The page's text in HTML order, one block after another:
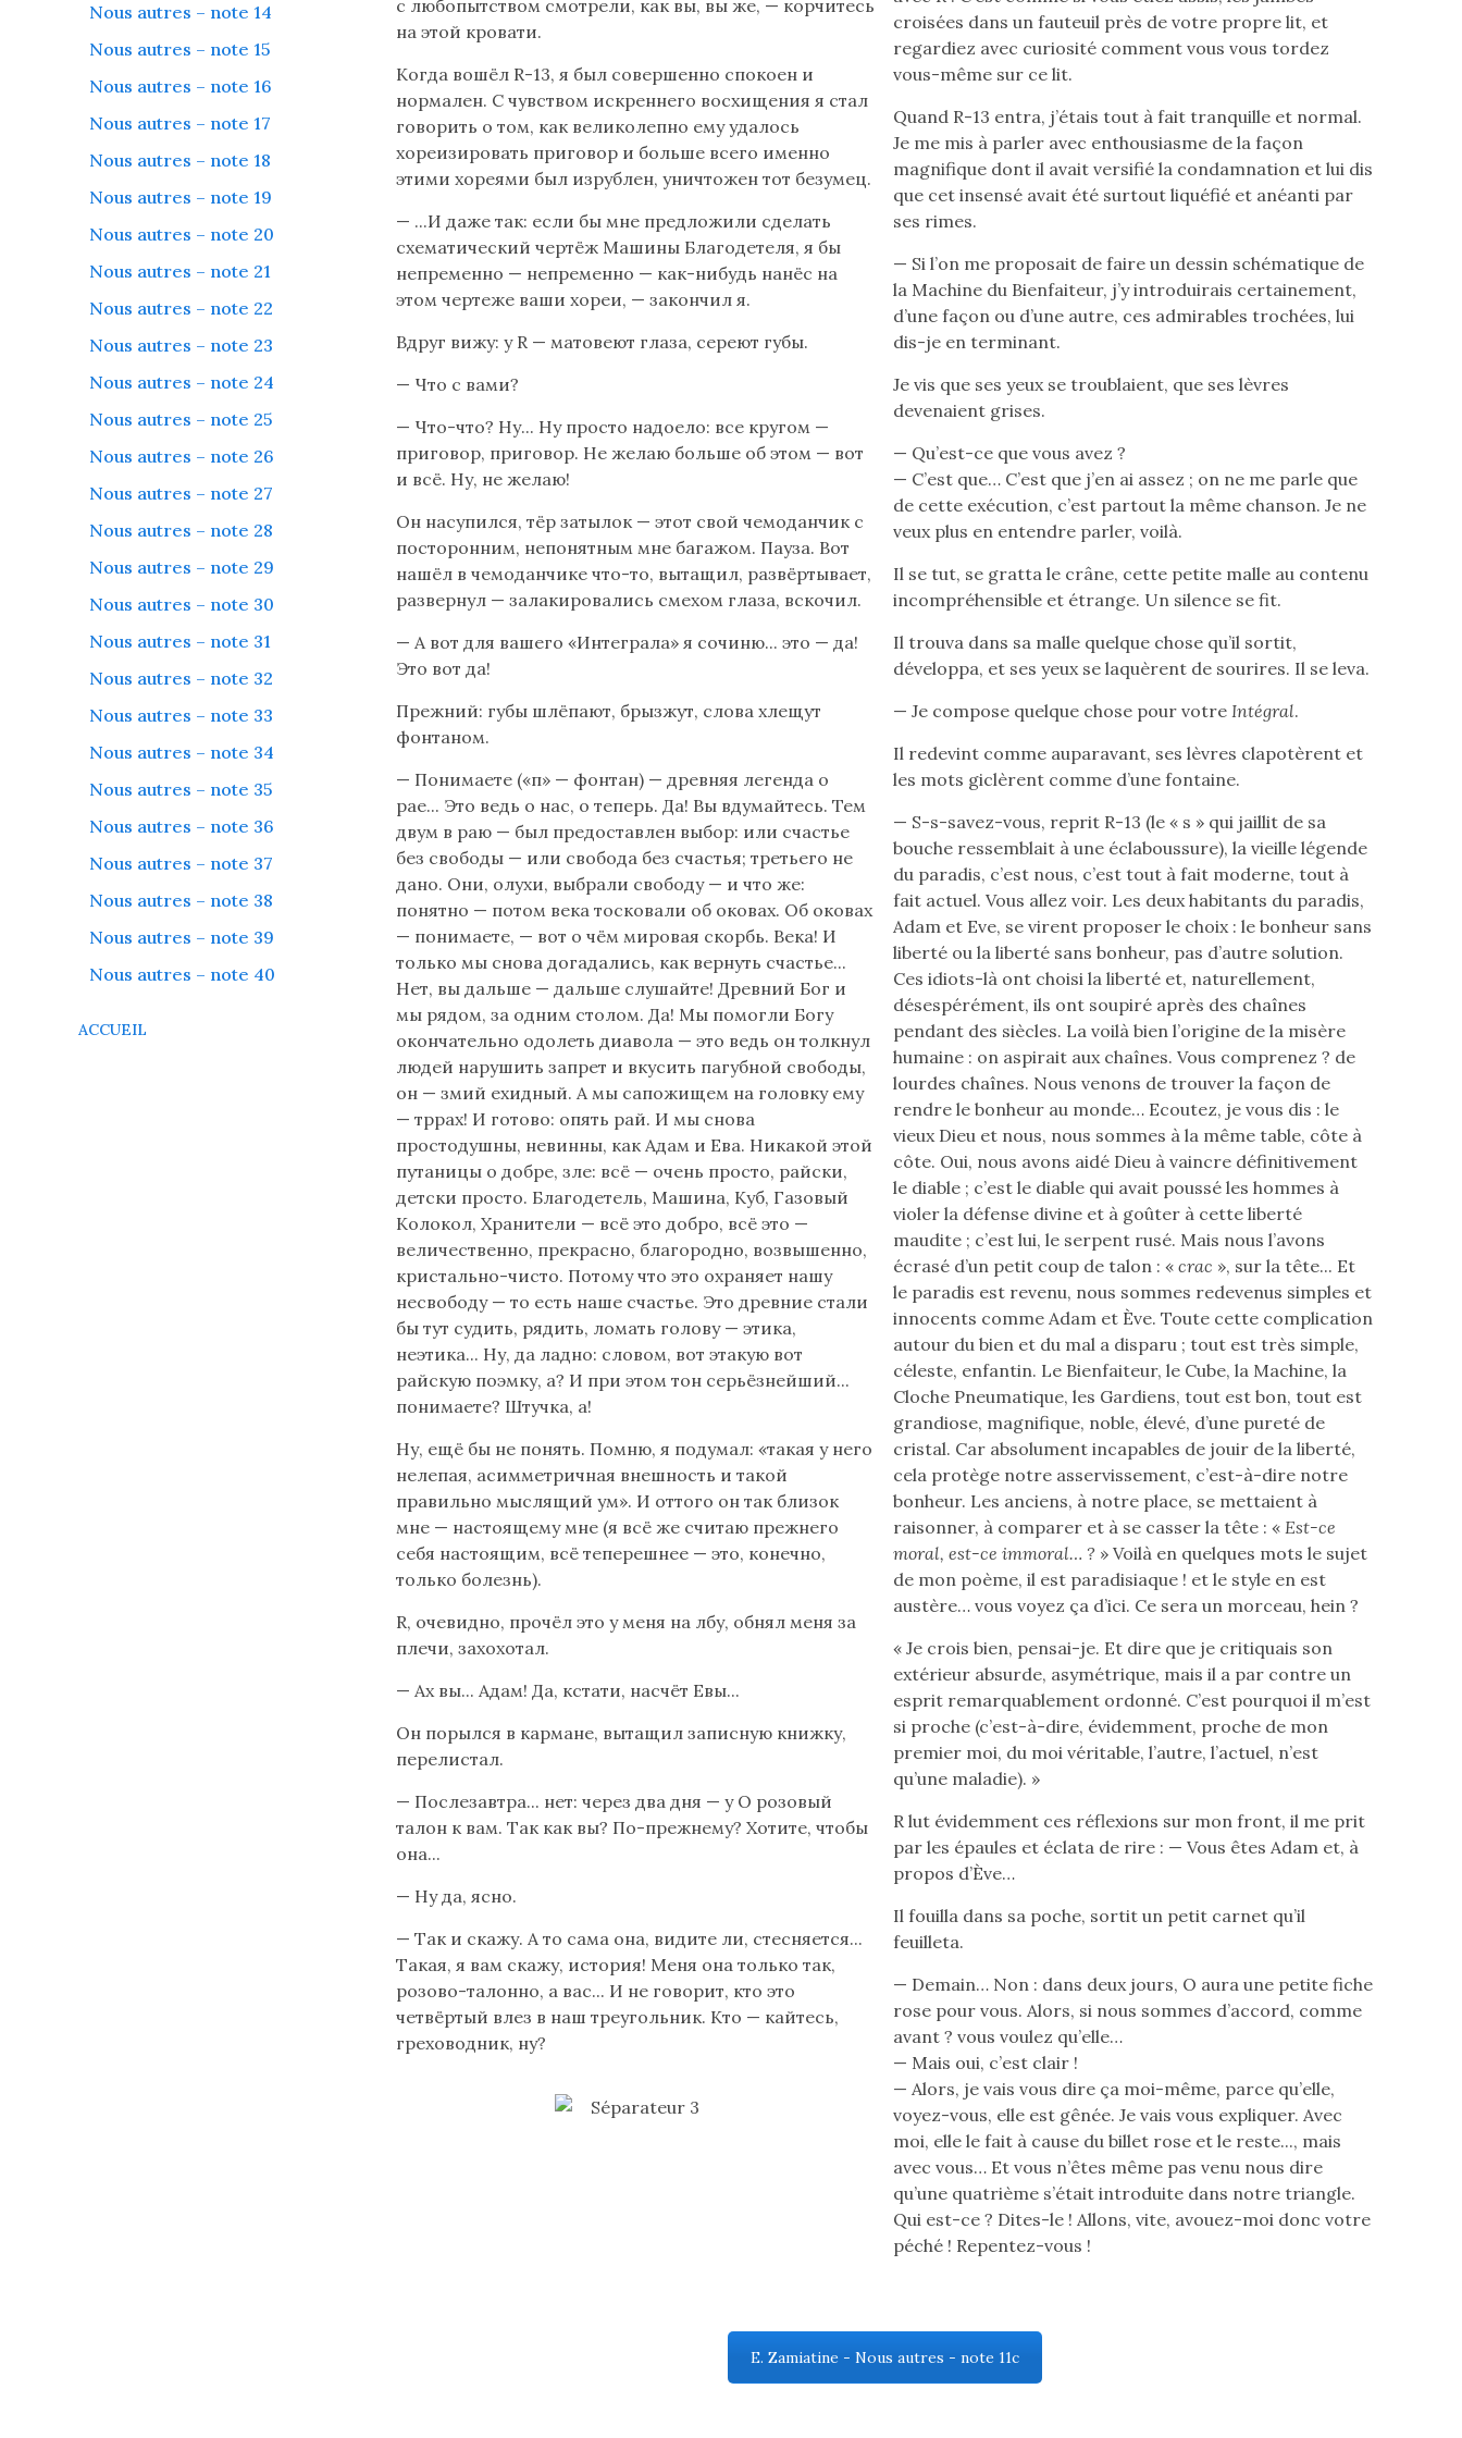
Nous autres – note 14
Nous autres – note 15
Nous autres – note 16
Nous autres – note 17
Nous autres – note 18
Nous autres – note 19
Nous autres – note 20
Nous autres – note 21
Nous autres – note 22
Nous autres – note 23
Nous autres – note 24
Nous autres – note 25
Nous autres – note 26
Nous autres – note 27
Nous autres – note 28
Nous autres – note 29
Nous autres – note 30
Nous autres – note 31
Nous autres – note 32
Nous autres – note 33
Nous autres – note 34
Nous autres – note 35
Nous autres – note 36
Nous autres – note 37
Nous autres – note 38
Nous autres – note 39
Nous autres – note 40
ACCUEIL
seulement
si
votre
ordinateur
reconnaît
les
caractères
Читайте
с любопытством смотрели, как вы, вы же, — корчитесь
на этой кровати.
Когда вошёл R-13, я был совершенно спокоен и
нормален. С чувством искреннего восхищения я стал
говорить о том, как великолепно ему удалось
хореизировать приговор и больше всего именно
этими хореями был изрублен, уничтожен тот безумец.
— ...И даже так: если бы мне предложили сделать
схематический чертёж Машины Благодетеля, я бы
непременно — непременно — как-нибудь нанёс на
этом чертеже ваши хореи, — закончил я.
Вдруг вижу: у R — матовеют глаза, сереют губы.
— Что с вами?
— Что-что? Ну... Ну просто надоело: все кругом —
приговор, приговор. Не желаю больше об этом — вот
и всё. Ну, не желаю!
Он насупился, тёр затылок — этот свой чемоданчик с
посторонним, непонятным мне багажом. Пауза. Вот
нашёл в чемоданчике что-то, вытащил, развёртывает,
развернул — залакировались смехом глаза, вскочил.
— А вот для вашего «Интеграла» я сочиню... это — да!
Это вот да!
Прежний: губы шлёпают, брызжут, слова хлещут
фонтаном.
— Понимаете («п» — фонтан) — древняя легенда о
рае... Это ведь о нас, о теперь. Да! Вы вдумайтесь. Тем
двум в раю — был предоставлен выбор: или счастье
без свободы — или свобода без счастья; третьего не
дано. Они, олухи, выбрали свободу — и что же:
понятно — потом века тосковали об оковах. Об оковах
— понимаете, — вот о чём мировая скорбь. Века! И
только мы снова догадались, как вернуть счастье...
Нет, вы дальше — дальше слушайте! Древний Бог и
мы рядом, за одним столом. Да! Мы помогли Богу
окончательно одолеть диавола — это ведь он толкнул
людей нарушить запрет и вкусить пагубной свободы,
он — змий ехидный. А мы сапожищем на головку ему
— тррах! И готово: опять рай. И мы снова
простодушны, невинны, как Адам и Ева. Никакой этой
путаницы о добре, зле: всё — очень просто, райски,
детски просто. Благодетель, Машина, Куб, Газовый
Колокол, Хранители — всё это добро, всё это —
величественно, прекрасно, благородно, возвышенно,
кристально-чисто. Потому что это охраняет нашу
несвободу — то есть наше счастье. Это древние стали
бы тут судить, рядить, ломать голову — этика,
неэтика... Ну, да ладно: словом, вот этакую вот
райскую поэмку, а? И при этом тон серьёзнейший...
понимаете? Штучка, а!
Ну, ещё бы не понять. Помню, я подумал: «такая у него
нелепая, асимметричная внешность и такой
правильно мыслящий ум». И оттого он так близок
мне — настоящему мне (я всё же считаю прежнего
себя настоящим, всё теперешнее — это, конечно,
только болезнь).
R, очевидно, прочёл это у меня на лбу, обнял меня за
плечи, захохотал.
— Ах вы... Адам! Да, кстати, насчёт Евы...
Он порылся в кармане, вытащил записную книжку,
перелистал.
— Послезавтра... нет: через два дня — у О розовый
талон к вам. Так как вы? По-прежнему? Хотите, чтобы
она...
— Ну да, ясно.
— Так и скажу. А то сама она, видите ли, стесняется...
Такая, я вам скажу, история! Меня она только так,
розово-талонно, а вас... И не говорит, кто это
четвёртый влез в наш треугольник. Кто — кайтесь,
греховодник, ну?
croisées dans un fauteuil près de votre propre lit, et
regardiez avec curiosité comment vous vous tordez
vous-même sur ce lit.
Quand R-13 entra, j’étais tout à fait tranquille et normal.
Je me mis à parler avec enthousiasme de la façon
magnifique dont il avait versifié la condamnation et lui dis
que cet insensé avait été surtout liquéfié et anéanti par
ses rimes.
— Si l’on me proposait de faire un dessin schématique de
la Machine du Bienfaiteur, j’y introduirais certainement,
d’une façon ou d’une autre, ces admirables trochées, lui
dis-je en terminant.
Je vis que ses yeux se troublaient, que ses lèvres
devenaient grises.
— Qu’est-ce que vous avez ?
— C’est que… C’est que j’en ai assez ; on ne me parle que
de cette exécution, c’est partout la même chanson. Je ne
veux plus en entendre parler, voilà.
Il se tut, se gratta le crâne, cette petite malle au contenu
incompréhensible et étrange. Un silence se fit.
Il trouva dans sa malle quelque chose qu’il sortit,
développa, et ses yeux se laquèrent de sourires. Il se leva.
— Je compose quelque chose pour votre Intégral.
Il redevint comme auparavant, ses lèvres clapotèrent et
les mots giclèrent comme d’une fontaine.
— S-s-savez-vous, reprit R-13 (le « s » qui jaillit de sa
bouche ressemblait à une éclaboussure), la vieille légende
du paradis, c’est nous, c’est tout à fait moderne, tout à
fait actuel. Vous allez voir. Les deux habitants du paradis,
Adam et Eve, se virent proposer le choix : le bonheur sans
liberté ou la liberté sans bonheur, pas d’autre solution.
Ces idiots-là ont choisi la liberté et, naturellement,
désespérément, ils ont soupiré après des chaînes
pendant des siècles. La voilà bien l’origine de la misère
humaine : on aspirait aux chaînes. Vous comprenez ? de
lourdes chaînes. Nous venons de trouver la façon de
rendre le bonheur au monde… Ecoutez, je vous dis : le
vieux Dieu et nous, nous sommes à la même table, côte à
côte. Oui, nous avons aidé Dieu à vaincre définitivement
le diable ; c’est le diable qui avait poussé les hommes à
violer la défense divine et à goûter à cette liberté
maudite ; c’est lui, le serpent rusé. Mais nous l’avons
écrasé d’un petit coup de talon : « crac », sur la tête... Et
le paradis est revenu, nous sommes redevenus simples et
innocents comme Adam et Ève. Toute cette complication
autour du bien et du mal a disparu ; tout est très simple,
céleste, enfantin. Le Bienfaiteur, le Cube, la Machine, la
Cloche Pneumatique, les Gardiens, tout est bon, tout est
grandiose, magnifique, noble, élevé, d’une pureté de
cristal. Car absolument incapables de jouir de la liberté,
cela protège notre asservissement, c’est-à-dire notre
bonheur. Les anciens, à notre place, se mettaient à
raisonner, à comparer et à se casser la tête : « Est-ce
moral, est-ce immoral… ?» Voilà en quelques mots le sujet
de mon poème, il est paradisiaque ! et le style en est
austère… vous voyez ça d’ici. Ce sera un morceau, hein ?
« Je crois bien, pensai-je. Et dire que je critiquais son
extérieur absurde, asymétrique, mais il a par contre un
esprit remarquablement ordonné. C’est pourquoi il m’est
si proche (c’est-à-dire, évidemment, proche de mon
premier moi, du moi véritable, l’autre, l’actuel, n’est
qu’une maladie). »
R lut évidemment ces réflexions sur mon front, il me prit
par les épaules et éclata de rire : — Vous êtes Adam et, à
propos d’Ève…
Il fouilla dans sa poche, sortit un petit carnet qu’il
feuilleta.
— Demain… Non : dans deux jours, O aura une petite fiche
rose pour vous. Alors, si nous sommes d’accord, comme
avant ? vous voulez qu’elle…
— Mais oui, c’est clair !
— Alors, je vais vous dire ça moi-même, parce qu’elle,
voyez-vous, elle est gênée. Je vais vous expliquer. Avec
moi, elle le fait à cause du billet rose et le reste..., mais
avec vous… Et vous n’êtes même pas venu nous dire
qu’une quatrième s’était introduite dans notre triangle.
Qui est-ce ? Dites-le ! Allons, vite, avouez-moi donc votre
péché ! Repentez-vous !
E. Zamiatine - Nous autres - note 11c